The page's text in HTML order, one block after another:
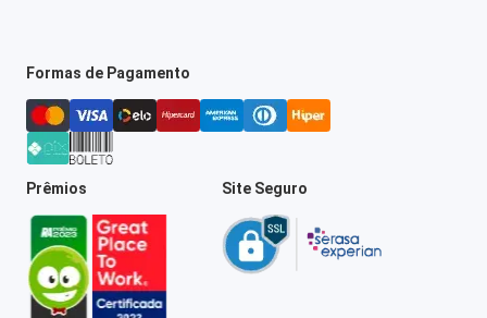
Formas de Pagamento
Prêmios Site Seguro